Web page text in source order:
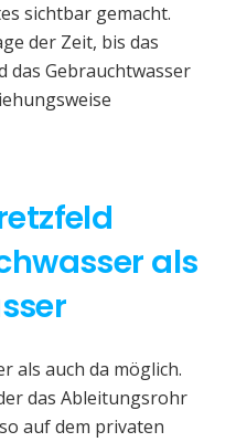
sichtbar gemacht.
der Zeit, bis das
Gebrauchtwasser
als
als auch da möglich.
das Ableitungsrohr
auf dem privaten